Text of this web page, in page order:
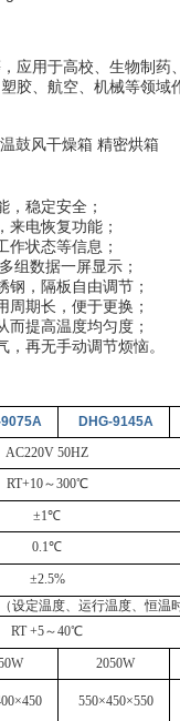
应用于高校、生物制药
胶、航空、机械等领域
，稳定安全；
电恢复功能；
状态等信息；
组数据一屏显示；
，隔板自由调节；
期长，便于更换；
提高温度均匀度；
再无手动调节烦恼。
9075A DHG-9145A
AC220V 50HZ
RT+10～300℃
±1℃
0.1℃
±2.5%
设定温度、运行温度、恒温时
RT +5～40℃
2050W
550×450×550